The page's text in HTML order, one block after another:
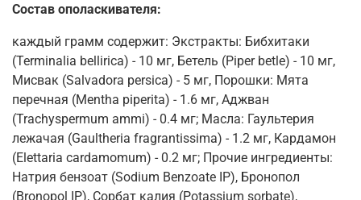
Состав ополаскивателя:
каждый грамм содержит: Экстракты: Бибхитаки
(Terminalia bellirica) - 10 мг, Бетель (Piper betle) - 10 мг,
Мисвак (Salvadora persica) - 5 мг, Порошки: Мята
перечная (Mentha piperita) - 1.6 мг, Аджван
(Trachyspermum ammi) - 0.4 мг; Масла: Гаультерия
лежачая (Gaultheria fragrantissima) - 1.2 мг, Кардамон
(Elettaria cardamomum) - 0.2 мг; Прочие ингредиенты:
Натрия бензоат (Sodium Benzoate IP), Бронопол
(Bronopol IP), Сорбат калия (Potassium sorbate),